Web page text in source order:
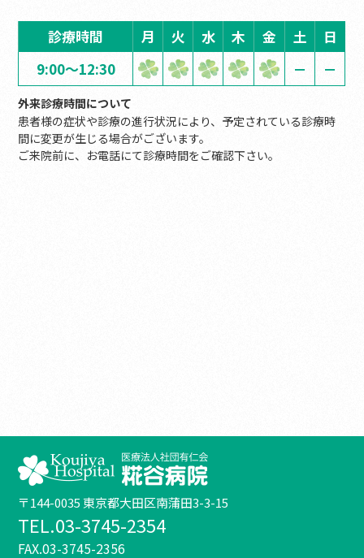
診療時間 月 火 水 木 金 土
日
9:00～12:30
－ －
外来診療時間について
患者様の症状や診療の進行状況により、予定されている診療時
間に変更が生じる場合がございます。
ご来院前に、お電話にて診療時間をご確認下さい。
〒144-0035 東京都大田区南蒲田3-3-15
TEL.03-3745-2354
FAX.03-3745-2356